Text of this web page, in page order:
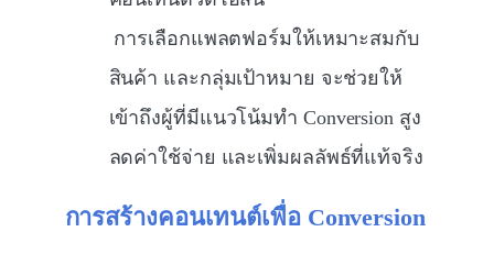
การเลือกแพลตฟอร์มให้เหมาะสมกับ
สินค้า และกลุ่มเป้าหมาย จะช่วยให้
เข้าถึงผู้ที่มีแนวโน้มทำ Conversion สูง
ลดค่าใช้จ่าย และเพิ่มผลลัพธ์ที่แท้จริง
การสร้างคอนเทนต์เพื่อ Conversion